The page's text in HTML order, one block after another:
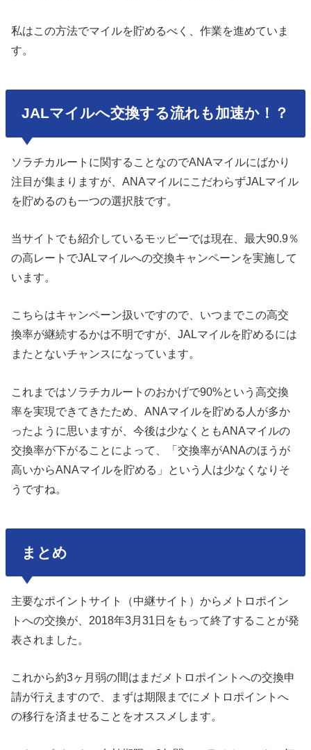
私はこの方法でマイルを貯めるべく、作業を進めていま
す。
JALマイルへ交換する流れも加速か！？
ソラチカルートに関することなのでANAマイルにばかり
注目が集まりますが、ANAマイルにこだわらずJALマイル
を貯めるのも一つの選択肢です。
当サイトでも紹介しているモッピーでは現在、最大90.9％
の高レートでJALマイルへの交換キャンペーンを実施して
います。
こちらはキャンペーン扱いですので、いつまでこの高交
換率が継続するかは不明ですが、JALマイルを貯めるには
またとないチャンスになっています。
これまではソラチカルートのおかげで90%という高交換
率を実現できてきたため、ANAマイルを貯める人が多か
ったように思いますが、今後は少なくともANAマイルの
交換率が下がることによって、「交換率がANAのほうが
高いからANAマイルを貯める」という人は少なくなりそ
うですね。
まとめ
主要なポイントサイト（中継サイト）からメトロポイン
トへの交換が、2018年3月31日をもって終了することが発
表されました。
これから約3ヶ月弱の間はまだメトロポイントへの交換申
請が行えますので、まずは期限までにメトロポイントへ
の移行を済ませることをオススメします。